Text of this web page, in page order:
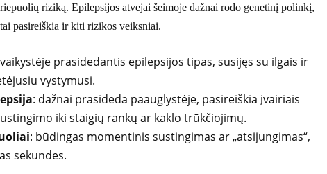
riziką. Epilepsijos atvejai šeimoje dažnai rodo genetinį polinkį,
pasireiškia ir kiti rizikos veiksniai.
prasidedantis epilepsijos tipas, susijęs su ilgais ir
vystymusi.
: dažnai prasideda paauglystėje, pasireiškia įvairiais
iki staigių rankų ar kaklo trūkčiojimų.
: būdingas momentinis sustingimas ar „atsijungimas“,
sekundes.